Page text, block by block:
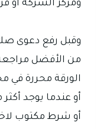
ومركز الشركة
وقبل رفع دعوى
من الأفضل
الورقة محررة في
أو عندما يوجد
أو شرط مكتوب